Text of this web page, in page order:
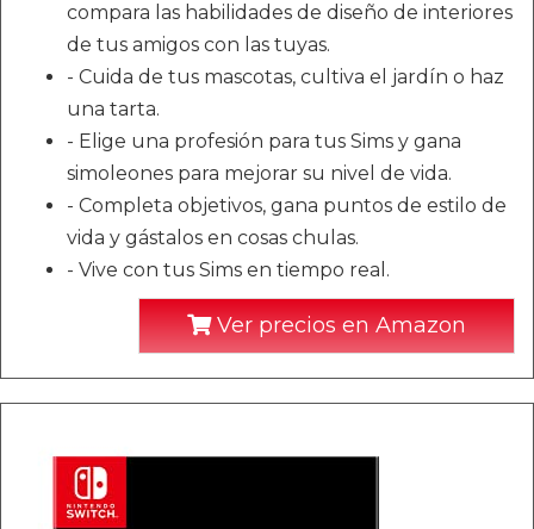
compara las habilidades de diseño de interiores
de tus amigos con las tuyas.
- Cuida de tus mascotas, cultiva el jardín o haz
una tarta.
- Elige una profesión para tus Sims y gana
simoleones para mejorar su nivel de vida.
- Completa objetivos, gana puntos de estilo de
vida y gástalos en cosas chulas.
- Vive con tus Sims en tiempo real.
Ver precios en Amazon